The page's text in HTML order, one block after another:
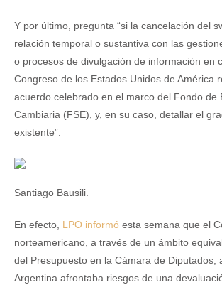
Y por último, pregunta “si la cancelación del
relación temporal o sustantiva con las
o procesos de divulgación de información en
Congreso de los Estados Unidos de América
acuerdo celebrado en el marco del Fondo de
Cambiaria (FSE), y, en su caso, detallar el
existente”.
Santiago Bausili.
En efecto, LPO informó esta semana que el
norteamericano, a través de un ámbito
del Presupuesto en la Cámara de Diputados,
Argentina afrontaba riesgos de una